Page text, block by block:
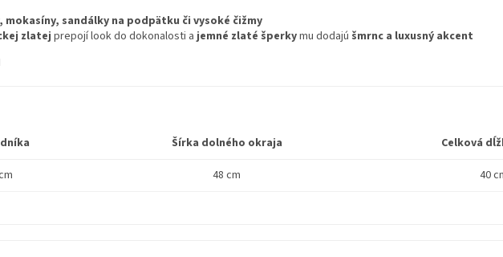
sandálky na podpätku či vysoké čižmy
zlatej prepojí look do dokonalosti ajemné zlaté šperkymu dodajú šmrnc a luxusný akcent
Šírka dolného okraja
Celková
48 cm 40